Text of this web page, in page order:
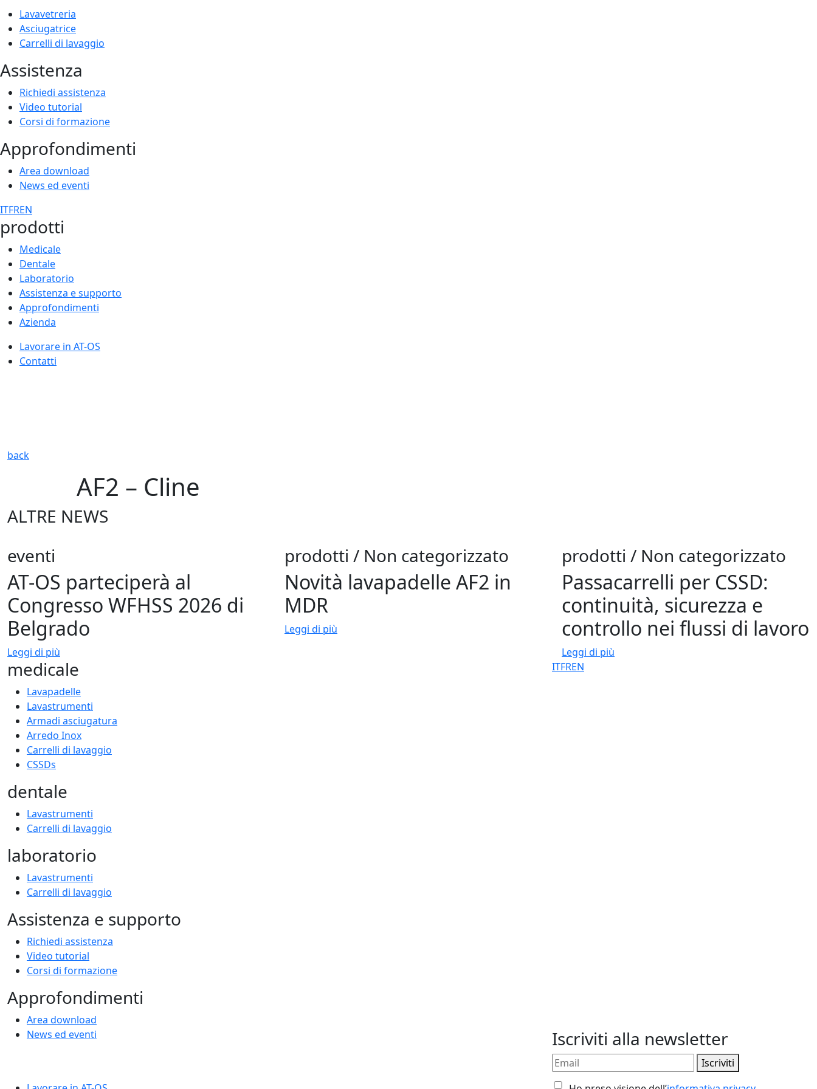
Lavavetreria
Asciugatrice
Carrelli di lavaggio
Assistenza
Richiedi assistenza
Video tutorial
Corsi di formazione
Approfondimenti
Area download
News ed eventi
ITFREN
prodotti
Medicale
Dentale
Laboratorio
Assistenza e supporto
Approfondimenti
Azienda
Lavorare in AT-OS
Contatti
back
AF2 – Cline
ALTRE NEWS
eventi
AT-OS parteciperà al
Congresso WFHSS 2026 di
Belgrado
Leggi di più
prodotti / Non categorizzato
Novità lavapadelle AF2 in
MDR
Leggi di più
prodotti / Non categorizzato
Passacarrelli per CSSD:
continuità, sicurezza e
controllo nei flussi di lavoro
Leggi di più
medicale
Lavapadelle
Lavastrumenti
Armadi asciugatura
Arredo Inox
Carrelli di lavaggio
CSSDs
dentale
Lavastrumenti
Carrelli di lavaggio
laboratorio
Lavastrumenti
Carrelli di lavaggio
Assistenza e supporto
Richiedi assistenza
Video tutorial
Corsi di formazione
Approfondimenti
Area download
News ed eventi
ITFREN
Iscriviti alla newsletter
Iscriviti